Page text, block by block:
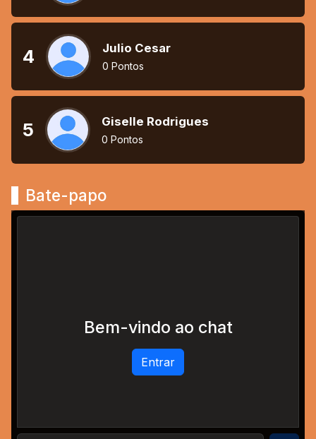
4 Julio Cesar
0 Pontos
5 Giselle Rodrigues
0 Pontos
Bate-papo
Bem-vindo ao chat
Entrar